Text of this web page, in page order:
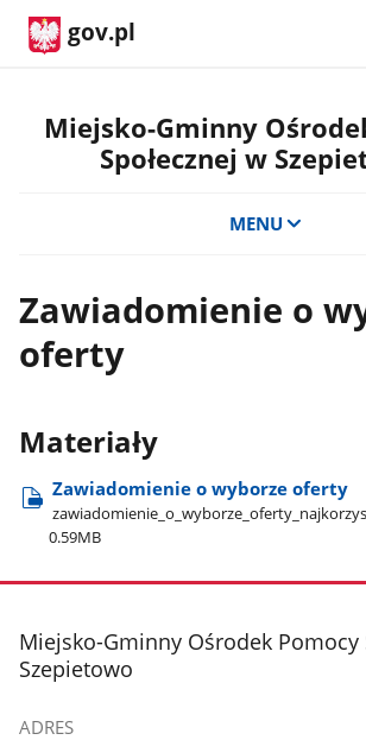
gov.pl
Miejsko-Gminny
Społecznej w
MENU
Zawiadomienie o
oferty
Materiały
Zawiadomienie o wyborze oferty
0.59MB
stopka
Miejsko-Gminny Ośrodek Pomocy
Szepietowo
ADRES